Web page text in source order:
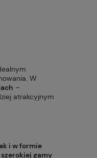
W
–
atrakcyjnym
i w formie
szerokiej gamy